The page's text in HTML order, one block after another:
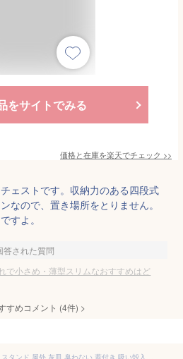
をサイトでみる
価格と在庫を楽天でチェック >>
ェストです。収納力のある四段式
なので、置き場所をとりません。
すよ。
答された質問
で小さめ・薄型スリムなおすすめはど
すめコメント (4件) >
【送料無料】Athvcht 灰皿 スタンド 屋外 灰皿 臭わない 蓋付き 吸い殻入れ 伸縮式チューブ 約35cm~75cmに高さ調整可能 灰皿 ステンレス製 大容量 静音設計 滑り止め付き 卓上 屋外 室内 兼用 防風 防臭 密閉 洗いやすい ステンレス 屋外 屋内 兼用